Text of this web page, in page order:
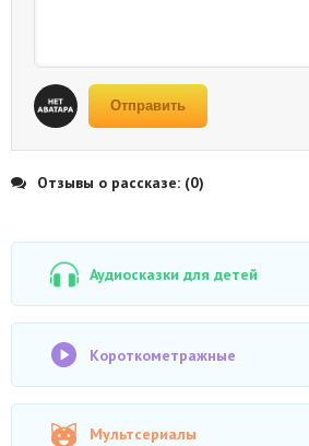
Отправить
Отзывы о рассказе: (0)
Аудиосказки для детей
Короткометражные
Мультсериалы